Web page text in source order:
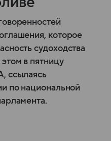
которое
судоходства
в пятницу
ссылаясь
по национальной